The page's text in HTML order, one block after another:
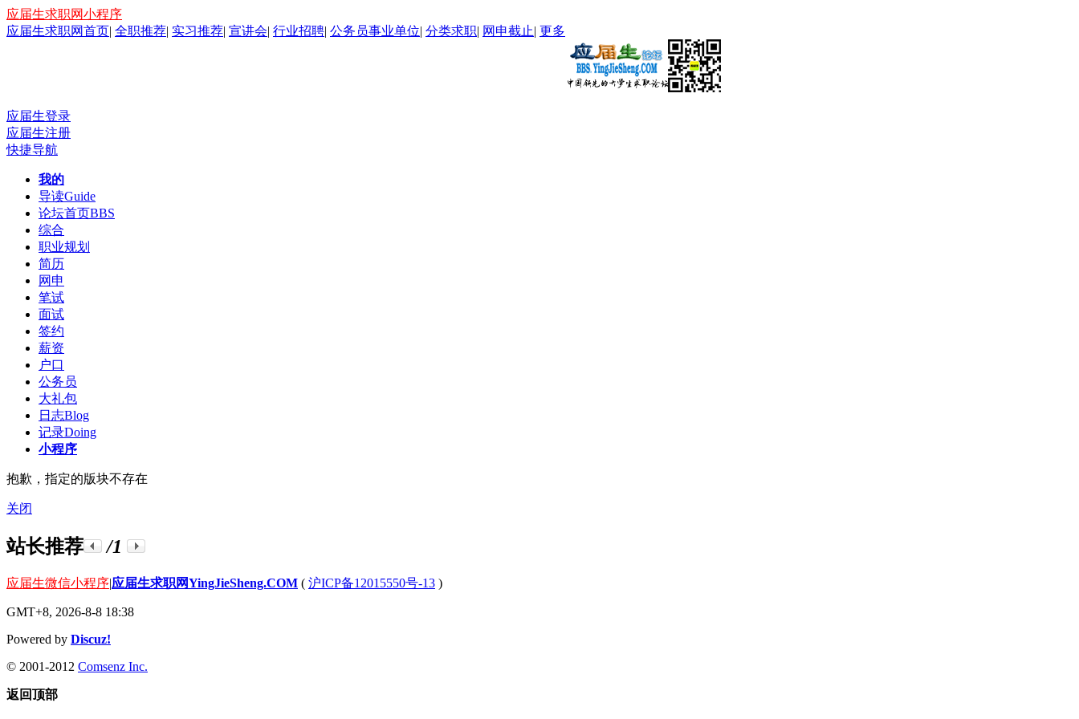
应届生求职网小程序
应届生求职网首页| 全职推荐| 实习推荐| 宣讲会| 行业招聘| 公务员事业单位| 分类求职| 网申截止| 更多
应届生登录
应届生注册
快捷导航
我的
导读Guide
论坛首页BBS
综合
职业规划
简历
网申
笔试
面试
签约
薪资
户口
公务员
大礼包
日志Blog
记录Doing
小程序
抱歉，指定的版块不存在
关闭
站长推荐 /1
应届生微信小程序|应届生求职网YingJieSheng.COM ( 沪ICP备12015550号-13 )
GMT+8, 2026-8-8 18:38
Powered by Discuz!
© 2001-2012 Comsenz Inc.
返回顶部